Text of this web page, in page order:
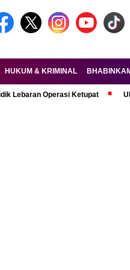
HUKUM & KRIMINAL
Operasi Ketupat Ubah